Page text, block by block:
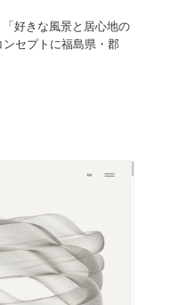
好きな風景と居心地の
セプトに福島県・郡